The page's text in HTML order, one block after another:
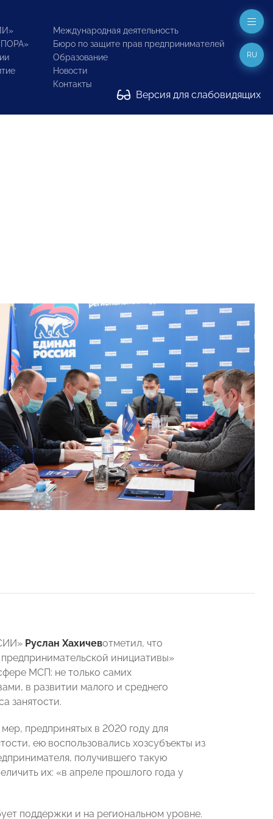
Международная деятельность
Бюро по защите прав предпринимателей
Образование
Новости
Контакты
Версия для слабовидящих
RU
Руслан Хахичевотметил, что
инициативы»
МСП: не только самих
в развитии малого и среднего
занятости.
предпринятых в 2020 году для
ею воспользовались хозсубъекты из
получившего такую
их: «в апреле прошлого года у
поддержки и на региональном уровне.